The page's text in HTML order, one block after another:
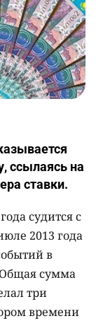
ссылаясь на
ставки.
судится с
2013 года
в
сумма
три
времени